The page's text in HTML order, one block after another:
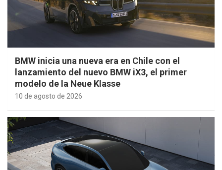
BMW inicia una nueva era en Chile con el
lanzamiento del nuevo BMW iX3, el primer
modelo de la Neue Klasse
10 de agosto de 2026